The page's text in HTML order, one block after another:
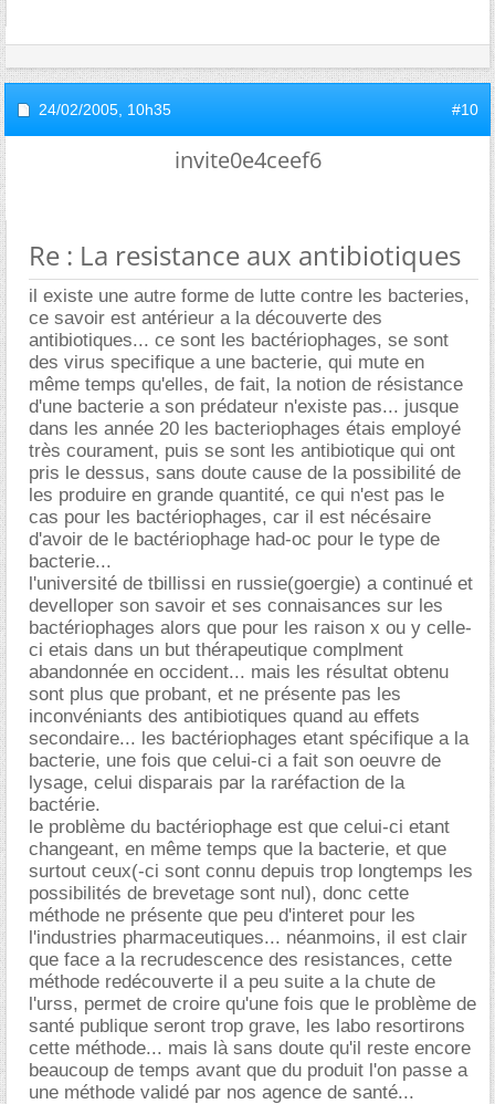
24/02/2005, 10h35 #10
invite0e4ceef6
Re : La resistance aux antibiotiques
il existe une autre forme de lutte contre les bacteries,
ce savoir est antérieur a la découverte des
antibiotiques... ce sont les bactériophages, se sont
des virus specifique a une bacterie, qui mute en
même temps qu'elles, de fait, la notion de résistance
d'une bacterie a son prédateur n'existe pas... jusque
dans les année 20 les bacteriophages étais employé
très courament, puis se sont les antibiotique qui ont
pris le dessus, sans doute cause de la possibilité de
les produire en grande quantité, ce qui n'est pas le
cas pour les bactériophages, car il est nécésaire
d'avoir de le bactériophage had-oc pour le type de
bacterie...
l'université de tbillissi en russie(goergie) a continué et
develloper son savoir et ses connaisances sur les
bactériophages alors que pour les raison x ou y celle-
ci etais dans un but thérapeutique complment
abandonnée en occident... mais les résultat obtenu
sont plus que probant, et ne présente pas les
inconvéniants des antibiotiques quand au effets
secondaire... les bactériophages etant spécifique a la
bacterie, une fois que celui-ci a fait son oeuvre de
lysage, celui disparais par la raréfaction de la
bactérie.
le problème du bactériophage est que celui-ci etant
changeant, en même temps que la bacterie, et que
surtout ceux(-ci sont connu depuis trop longtemps les
possibilités de brevetage sont nul), donc cette
méthode ne présente que peu d'interet pour les
l'industries pharmaceutiques... néanmoins, il est clair
que face a la recrudescence des resistances, cette
méthode redécouverte il a peu suite a la chute de
l'urss, permet de croire qu'une fois que le problème de
santé publique seront trop grave, les labo resortirons
cette méthode... mais là sans doute qu'il reste encore
beaucoup de temps avant que du produit l'on passe a
une méthode validé par nos agence de santé...